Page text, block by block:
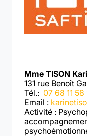
Mme TISON
131 rue Benoît
Tél.: 07 68 11 58
Email :
Activité :